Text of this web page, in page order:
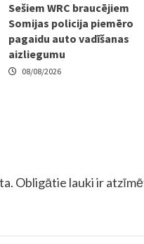
Sešiem WRC braucējiem
Somijas policija piemēro
pagaidu auto vadīšanas
aizliegumu
08/08/2026
Obligātie lauki ir